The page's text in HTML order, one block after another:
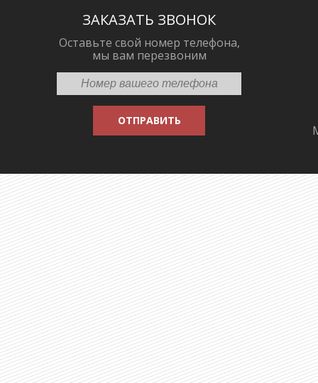
ЗАКАЗАТЬ ЗВОНОК
Оставьте свой номер телефона,
мы вам перезвоним
ОТПРАВИТЬ